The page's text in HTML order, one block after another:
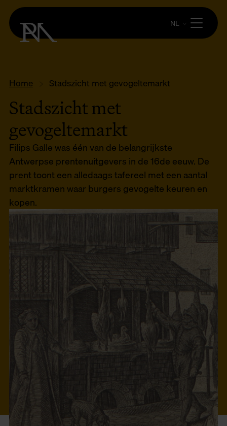
NL
Home Stadszicht met gevogeltemarkt
Stadszicht met
gevogeltemarkt
Filips Galle was één van de belangrijkste
Antwerpse prentenuitgevers in de 16de eeuw. De
prent toont een alledaags tafereel met een aantal
marktkramen waar burgers gevogelte keuren en
kopen.